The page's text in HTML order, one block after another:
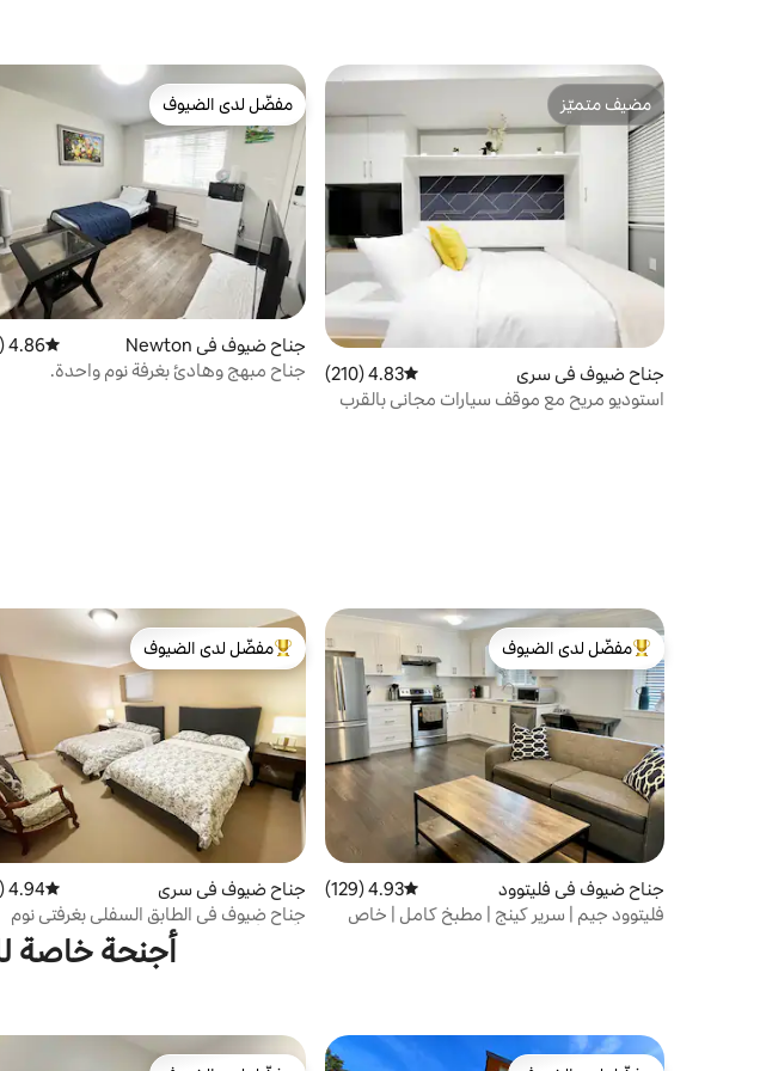
مضيف متميّز
مضيف متميّز
جناح ضيوف في سري متوسط التقييم 4.83 من 5، 210 مراجعات
4.83 (210)
استوديو مريح مع موقف سيارات مجاني بالقرب
مفضّل لدى الضيوف
مفضّل لدى الضيوف
جناح ضيوف في Newton متوسط التقييم 4.86
4.86 (153)
جناح مبهج وهادئ بغرفة نوم واحدة.
من أبرز البيوت المفضّلة لدى الضيوف
مفضّل لدى الضيوف
جناح ضيوف في فليتوود متوسط التقييم 4.93 من 5، 129 مراجعات
4.93 (129)
فليتوود جيم | سرير كينج | مطبخ كامل | خاص
من أبرز البيوت المفضّلة لدى الضيوف
مفضّل لدى الضيوف
جناح ضيوف في سري متوسط التقييم 4.94
4.94 (173)
جناح ضيوف في الطابق السفلي بغرفتي نوم
وأربعة أسرّة بحجم كوينأجنحة خاصة